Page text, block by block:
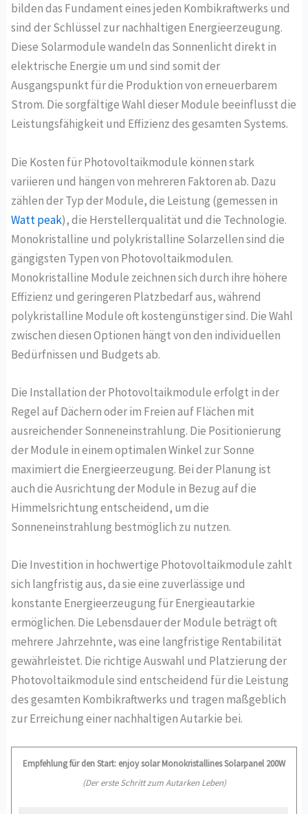
bilden das Fundament eines jeden Kombikraftwerks und
sind der Schlüssel zur nachhaltigen Energieerzeugung.
Diese Solarmodule wandeln das Sonnenlicht direkt in
elektrische Energie um und sind somit der
Ausgangspunkt für die Produktion von erneuerbarem
Strom. Die sorgfältige Wahl dieser Module beeinflusst die
Leistungsfähigkeit und Effizienz des gesamten Systems.
Die Kosten für Photovoltaikmodule können stark
variieren und hängen von mehreren Faktoren ab. Dazu
zählen der Typ der Module, die Leistung (gemessen in
Watt peak), die Herstellerqualität und die Technologie.
Monokristalline und polykristalline Solarzellen sind die
gängigsten Typen von Photovoltaikmodulen.
Monokristalline Module zeichnen sich durch ihre höhere
Effizienz und geringeren Platzbedarf aus, während
polykristalline Module oft kostengünstiger sind. Die Wahl
zwischen diesen Optionen hängt von den individuellen
Bedürfnissen und Budgets ab.
Die Installation der Photovoltaikmodule erfolgt in der
Regel auf Dächern oder im Freien auf Flächen mit
ausreichender Sonneneinstrahlung. Die Positionierung
der Module in einem optimalen Winkel zur Sonne
maximiert die Energieerzeugung. Bei der Planung ist
auch die Ausrichtung der Module in Bezug auf die
Himmelsrichtung entscheidend, um die
Sonneneinstrahlung bestmöglich zu nutzen.
Die Investition in hochwertige Photovoltaikmodule zahlt
sich langfristig aus, da sie eine zuverlässige und
konstante Energieerzeugung für Energieautarkie
ermöglichen. Die Lebensdauer der Module beträgt oft
mehrere Jahrzehnte, was eine langfristige Rentabilität
gewährleistet. Die richtige Auswahl und Platzierung der
Photovoltaikmodule sind entscheidend für die Leistung
des gesamten Kombikraftwerks und tragen maßgeblich
zur Erreichung einer nachhaltigen Autarkie bei.
Empfehlung für den Start: enjoy solar Monokristallines Solarpanel 200W
(Der erste Schritt zum Autarken Leben)